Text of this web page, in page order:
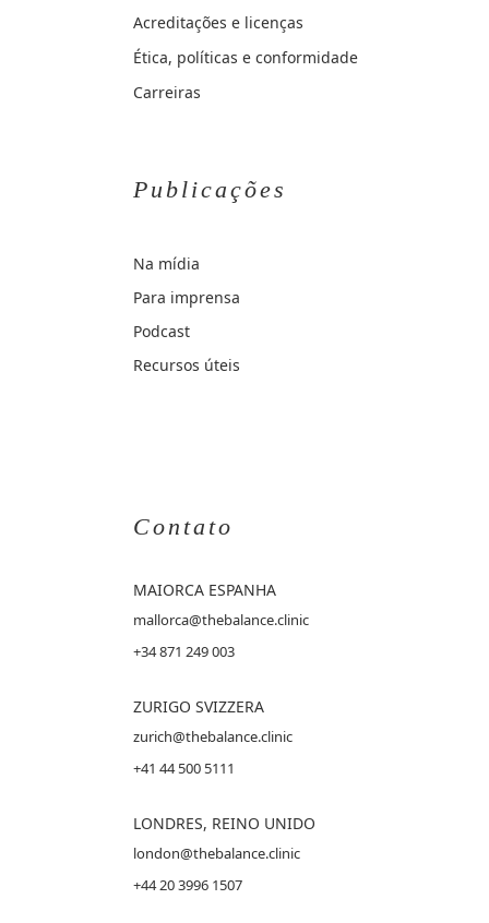
Acreditações e licenças
Ética, políticas e conformidade
Carreiras
Publicações
Na mídia
Para imprensa
Podcast
Recursos úteis
Contato
MAIORCA ESPANHA
mallorca@thebalance.clinic
+34 871 249 003
ZURIGO SVIZZERA
zurich@thebalance.clinic
+41 44 500 5111
LONDRES, REINO UNIDO
london@thebalance.clinic
+44 20 3996 1507